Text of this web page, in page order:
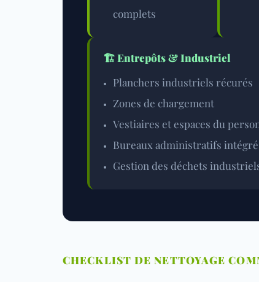
complets
🏗️Entrepôts & Industriel
Planchers industriels récurés
Zones de chargement
Vestiaires et espaces du
Bureaux administratifs
Gestion des déchets
CHECKLIST DE NETTOYAGE